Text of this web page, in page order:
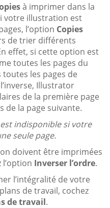
à imprimer dans la
votre illustration est
l’option Copies
de trier différents
effet, si cette option est
toutes les pages du
les pages de
Illustrator
de la première page
de la page suivante.
indisponible si votre
seule page.
doivent être imprimées
Inverser l’ordre.
l’intégralité de votre
de travail, cochez
de travail.